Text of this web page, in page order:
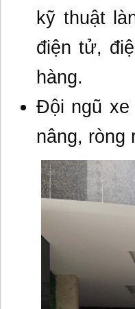
kỹ thuật
điện tử,
hàng.
Đội ngũ xe
nâng, ròng